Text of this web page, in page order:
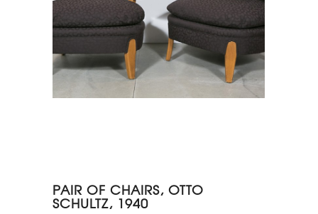
PAIR OF CHAIRS, OTTO
SCHULTZ, 1940